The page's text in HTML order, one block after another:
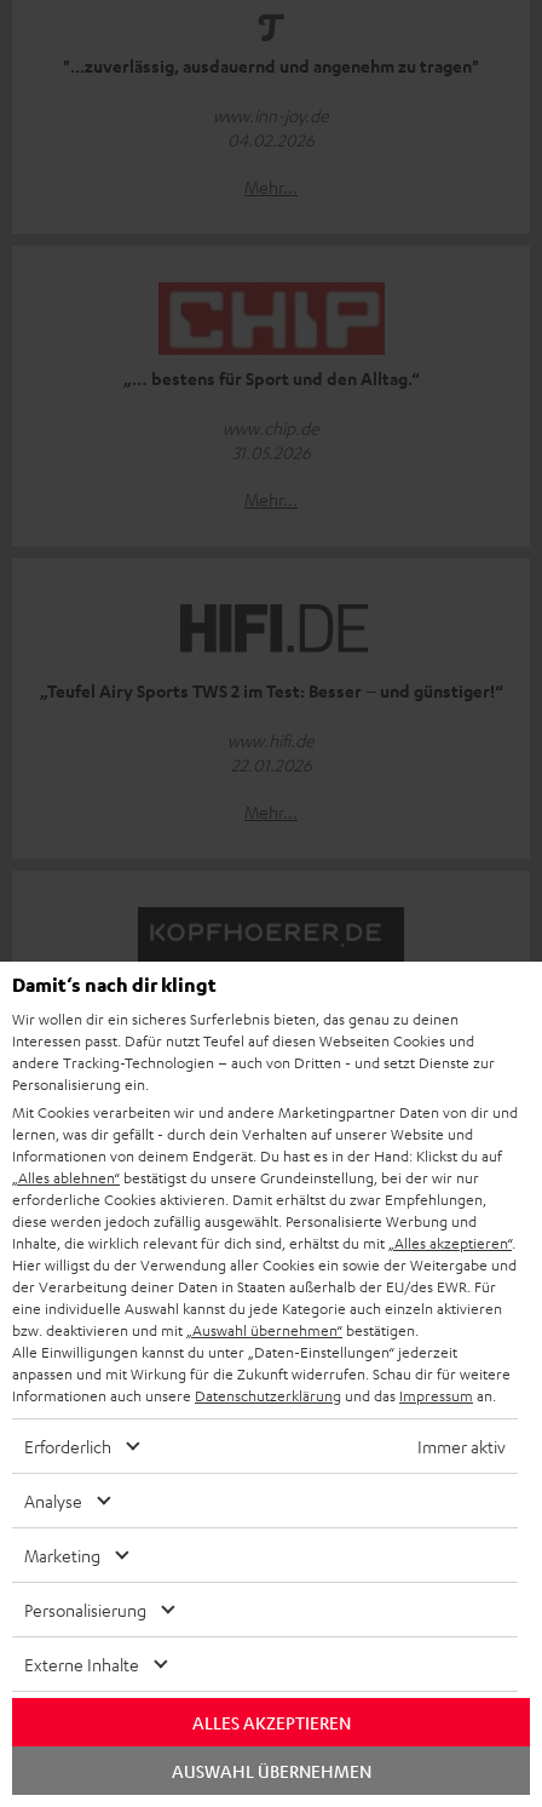
"...zuverlässig, ausdauernd und angenehm zu tragen"
www.inn-joy.de
04.02.2026
Mehr...
„… bestens für Sport und den Alltag.“
www.chip.de
31.05.2026
Mehr...
„Teufel Airy Sports TWS 2 im Test: Besser – und günstiger!“
www.hifi.de
22.01.2026
Mehr...
„… rundes Gesamtpaket zu einem fairen Preis.“
www.kopfhoerer.de
22.01.2026
Mehr...
„… Schön sportlich bleiben“
www.computerbild.de
22.01.2026
Mehr...
Zubehör
Notwendiges Zubehör
Bitte prüfe, ob benötigte Verbindungskabel im
Lieferumfang enthalten sind.
Damit‘s nach dir klingt
Wir wollen dir ein sicheres Surferlebnis bieten, das genau zu deinen
Interessen passt. Dafür nutzt Teufel auf diesen Webseiten Cookies und
andere Tracking-Technologien – auch von Dritten - und setzt Dienste zur
Personalisierung ein.
Mit Cookies verarbeiten wir und andere Marketingpartner Daten von dir und
lernen, was dir gefällt - durch dein Verhalten auf unserer Website und
Informationen von deinem Endgerät. Du hast es in der Hand: Klickst du auf
„Alles ablehnen“ bestätigst du unsere Grundeinstellung, bei der wir nur
erforderliche Cookies aktivieren. Damit erhältst du zwar Empfehlungen,
diese werden jedoch zufällig ausgewählt. Personalisierte Werbung und
Inhalte, die wirklich relevant für dich sind, erhältst du mit „Alles akzeptieren“.
Hier willigst du der Verwendung aller Cookies ein sowie der Weitergabe und
der Verarbeitung deiner Daten in Staaten außerhalb der EU/des EWR. Für
eine individuelle Auswahl kannst du jede Kategorie auch einzeln aktivieren
bzw. deaktivieren und mit „Auswahl übernehmen“ bestätigen.
Alle Einwilligungen kannst du unter „Daten-Einstellungen“ jederzeit
anpassen und mit Wirkung für die Zukunft widerrufen. Schau dir für weitere
Informationen auch unsere Datenschutzerklärung und das Impressum an.
Erforderlich Immer aktiv
Analyse
Marketing
Personalisierung
Externe Inhalte
ALLES AKZEPTIEREN
AUSWAHL ÜBERNEHMEN